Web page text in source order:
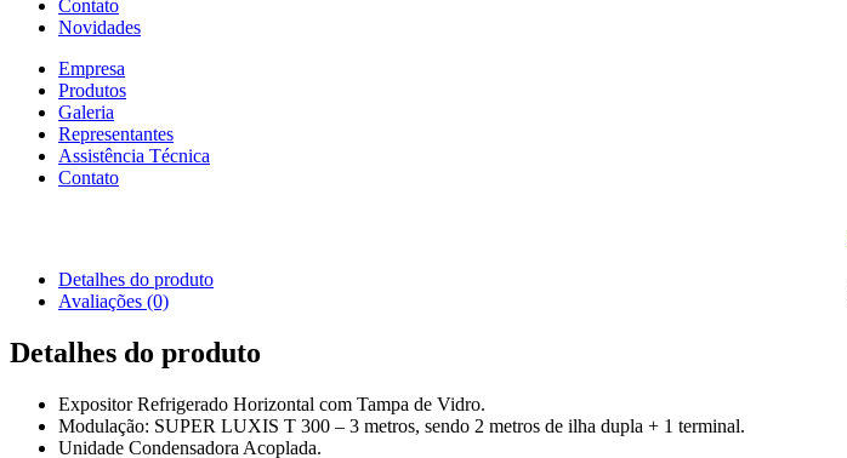
Contato
Novidades
Empresa
Produtos
Galeria
Representantes
Assistência Técnica
Contato
Detalhes do produto
Avaliações (0)
Detalhes do produto
Expositor Refrigerado Horizontal com Tampa de Vidro.
Modulação: SUPER LUXIS T 300 – 3 metros, sendo 2 metros de ilha dupla + 1 terminal.
Unidade Condensadora Acoplada.